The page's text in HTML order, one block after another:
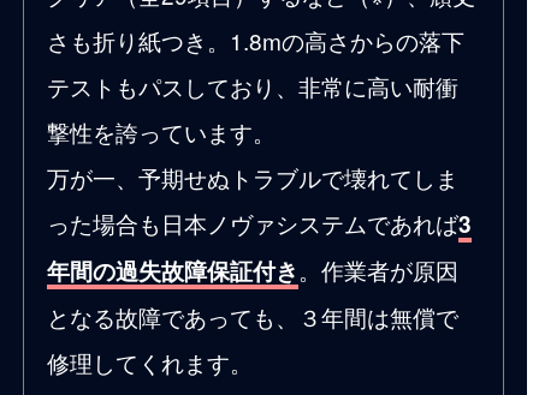
さも折り紙つき。1.8mの高さからの落下
テストもパスしており、非常に高い耐衝
撃性を誇っています。
万が一、予期せぬトラブルで壊れてしま
った場合も日本ノヴァシステムであれば3
年間の過失故障保証付き。作業者が原因
となる故障であっても、３年間は無償で
修理してくれます。